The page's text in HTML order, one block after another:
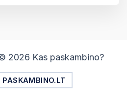
2026 Kas paskambino?
PASKAMBINO.LT